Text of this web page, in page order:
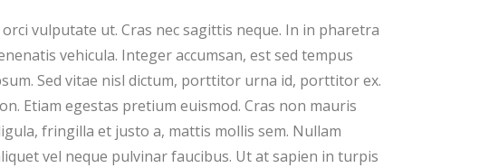
vulputate ut. Cras nec sagittis neque. In in pharetra
vehicula. Integer accumsan, est sed tempus
Sed vitae nisl dictum, porttitor urna id, porttitor ex.
Etiam egestas pretium euismod. Cras non mauris
fringilla et justo a, mattis mollis sem. Nullam
vel neque pulvinar faucibus. Ut at sapien in turpis